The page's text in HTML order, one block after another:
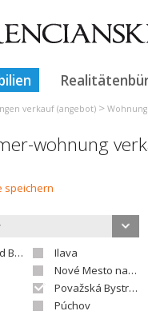
verkauf (angebot) >
wohnung
speichern
Ilava
Nové Mesto nad Váhom
Považská Bystrica
Púchov